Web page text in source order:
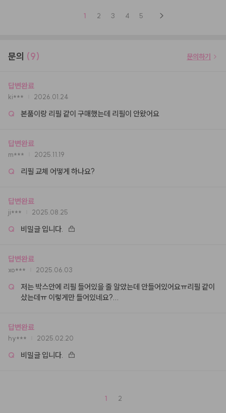
1 2 3 4 5
문의 (9) 문의하기
답변완료
ki*** 2026.01.24
Q 본품이랑 리필 같이 구매했는데 리필이 안왔어요
답변완료
m*** 2025.11.19
Q 리필 교체 어떻게 하나요?
답변완료
ji*** 2025.08.25
Q 비밀글 입니다.
답변완료
xo*** 2025.06.03
Q
저는 박스안에 리필 들어있을 줄 알았는데 안들어있어요ㅠ리필 같이
샀는데ㅠ 이렇게만 들어있네요?
답변완료
hy*** 2025.02.20
Q 비밀글 입니다.
1 2